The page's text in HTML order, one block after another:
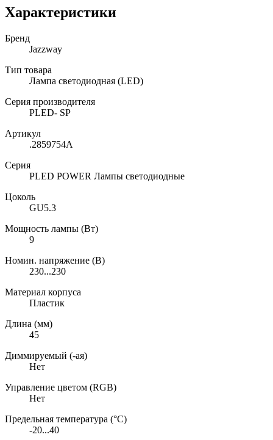
Характеристики
Бренд
Jazzway
Тип товара
Лампа светодиодная (LED)
Серия производителя
PLED- SP
Артикул
.2859754A
Серия
PLED POWER Лампы светодиодные
Цоколь
GU5.3
Мощность лампы (Вт)
9
Номин. напряжение (В)
230...230
Материал корпуса
Пластик
Длина (мм)
45
Диммируемый (-ая)
Нет
Управление цветом (RGB)
Нет
Предельная температура (°C)
-20...40